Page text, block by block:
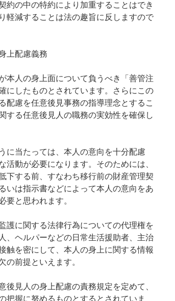
約の中の特約により加重することはでき
軽減することは法の趣旨に反しますので
上配慮義務
本人の身上面について負うべき「善管注
にしたものとされています。さらにこの
配慮を任意後見事務の指導理念とするこ
する任意後見人の職務の実効性を確保し
に当たっては、本人の意向を十分配慮
活動が必要になります。そのためには、
下する前、すなわち移行前の財産管理契
いは指示書などによって本人の意向をあ
要と思われます。
護に関する法律行為についての代理権を
、ヘルパーなどの日常生活援助者、主治
触を密にして、本人の身上に関する情報
の前提といえます。
後見人の身上配慮の責務規定を定めて、
把握に努めるものとするとされていま